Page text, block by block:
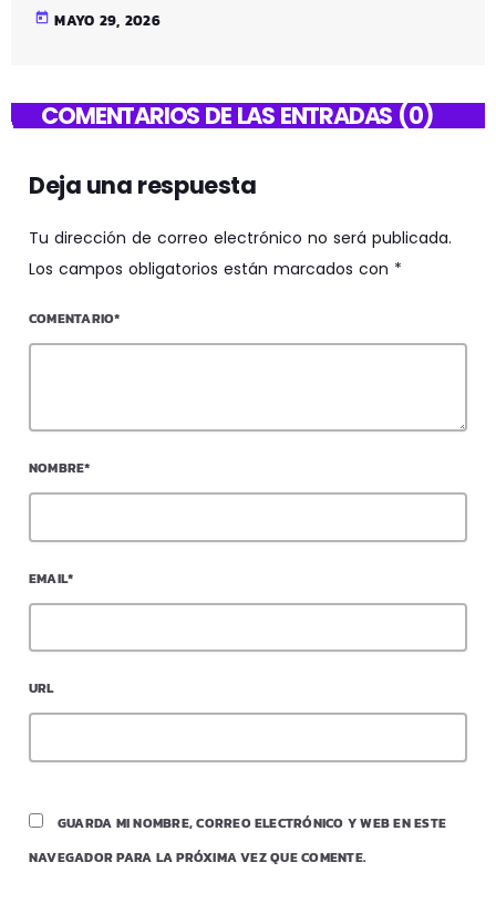
today MAYO 29, 2026
COMENTARIOS DE LAS ENTRADAS (0)
Deja una respuesta
Tu dirección de correo electrónico no será publicada.
Los campos obligatorios están marcados con *
COMENTARIO*
NOMBRE*
EMAIL*
URL
GUARDA MI NOMBRE, CORREO ELECTRÓNICO Y WEB EN ESTE
NAVEGADOR PARA LA PRÓXIMA VEZ QUE COMENTE.